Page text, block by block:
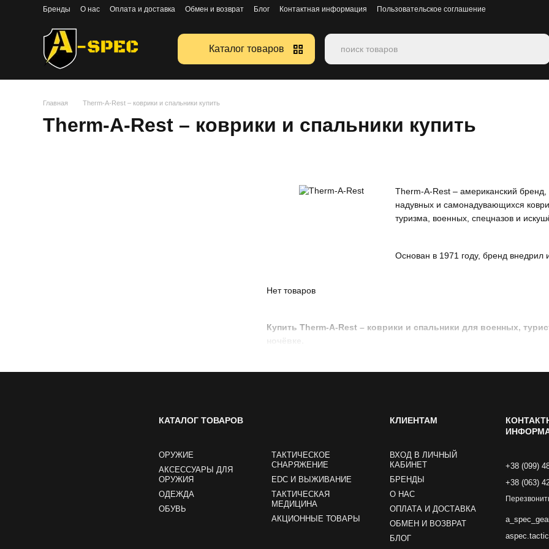
Перейти к основному контенту
Бренды О нас Оплата и доставка Обмен и возврат Блог Контактная информация
Пользовательское соглашение
Каталог товаров
Главная Therm‑A‑Rest – коврики и спальники купить
Therm‑A‑Rest – коврики и спальники купить
Купить Therm‑A‑Rest – коврики и спальники для военных,
ночёвке.
Therm‑A‑Rest – американский
надувных и самонадувающихся
туризма, военных, спецназов и
Основан в 1971 году, бренд внедрил
Модели ковриков изготовлены из
арктического, оснащены
Бренд постоянно улучшает продукты
максимальному балансу между
делает Therm‑A‑Rest выбором
Нет товаров
КАТАЛОГ ТОВАРОВ
ОРУЖИЕ
АКСЕССУАРЫ ДЛЯ
ОРУЖИЯ
ОДЕЖДА
ОБУВЬ
ТАКТИЧЕСКОЕ
СНАРЯЖЕНИЕ
EDC И ВЫЖИВАНИЕ
ТАКТИЧЕСКАЯ
МЕДИЦИНА
АКЦИОННЫЕ ТОВАРЫ
КЛИЕНТАМ
ВХОД В ЛИЧНЫЙ
КАБИНЕТ
БРЕНДЫ
О НАС
ОПЛАТА И ДОСТАВКА
ОБМЕН И ВОЗВРАТ
БЛОГ
+38 (099)
+38 (063)